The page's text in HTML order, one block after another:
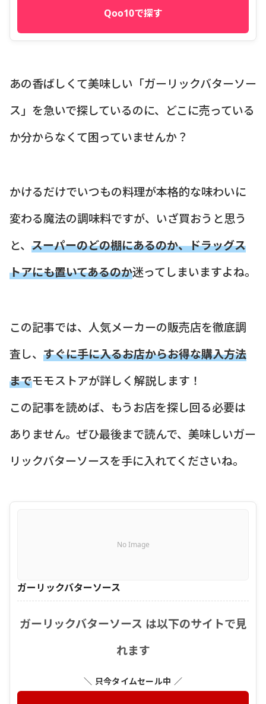
Qoo10で探す
あの香ばしくて美味しい「ガーリックバターソー
ス」を急いで探しているのに、どこに売っている
か分からなくて困っていませんか？
かけるだけでいつもの料理が本格的な味わいに
変わる魔法の調味料ですが、いざ買おうと思う
と、 スーパーのどの棚にあるのか、ドラッグス
トアにも置いてあるのか迷ってしまいますよね。
この記事では、人気メーカーの販売店を徹底調
査し、 すぐに手に入るお店からお得な購入方法
までモモストアが詳しく解説します！
この記事を読めば、もうお店を探し回る必要は
ありません。ぜひ最後まで読んで、美味しいガー
リックバターソースを手に入れてくださいね。
No Image
ガーリックバターソース
ガーリックバターソース は以下のサイトで見
れます
＼ 只今タイムセール中 ／